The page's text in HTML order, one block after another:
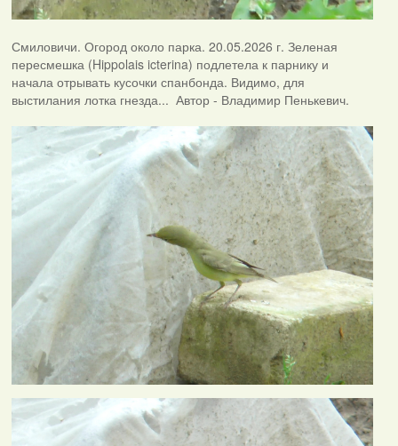
Смиловичи. Огород около парка. 20.05.2026 г. Зеленая
пересмешка (Hippolais icterina) подлетела к парнику и
начала отрывать кусочки спанбонда. Видимо, для
выстилания лотка гнезда... Автор - Владимир Пенькевич.